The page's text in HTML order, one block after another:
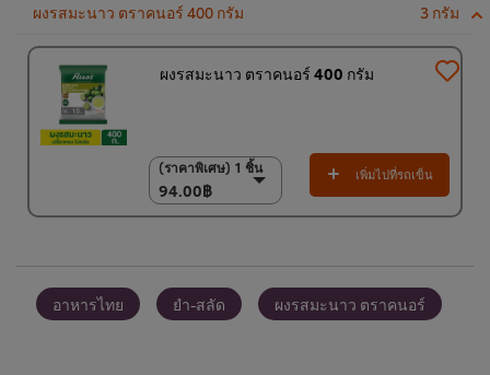
ผงรสมะนาว ตราคนอร์ 400 กรัม 3 กรัม
ผงรสมะนาว ตราคนอร์ 400 กรัม
(ราคาพิเศษ) 1 ชิ้น
94.00฿
(ราคาพิเศษ) 1 ชิ้น
94.00฿
(ราคาพิเศษ) แพ็ค 15
1,350.00฿
เพิ่มไปที่รถเข็น
อาหารไทย ยำ-สลัด ผงรสมะนาว ตราคนอร์